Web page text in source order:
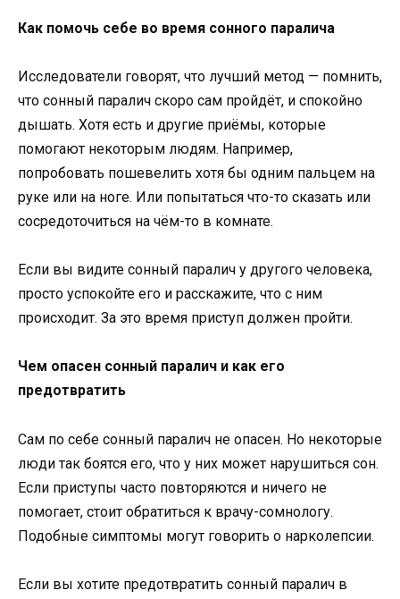
Как помочь себе во время сонного паралича
Исследователи говорят, что лучший метод — помнить,
что сонный паралич скоро сам пройдёт, и спокойно
дышать. Хотя есть и другие приёмы, которые
помогают некоторым людям. Например,
попробовать пошевелить хотя бы одним пальцем на
руке или на ноге. Или попытаться что-то сказать или
сосредоточиться на чём-то в комнате.
Если вы видите сонный паралич у другого человека,
просто успокойте его и расскажите, что с ним
происходит. За это время приступ должен пройти.
Чем опасен сонный паралич и как его
предотвратить
Сам по себе сонный паралич не опасен. Но некоторые
люди так боятся его, что у них может нарушиться сон.
Если приступы часто повторяются и ничего не
помогает, стоит обратиться к врачу-сомнологу.
Подобные симптомы могут говорить о нарколепсии.
Если вы хотите предотвратить сонный паралич в